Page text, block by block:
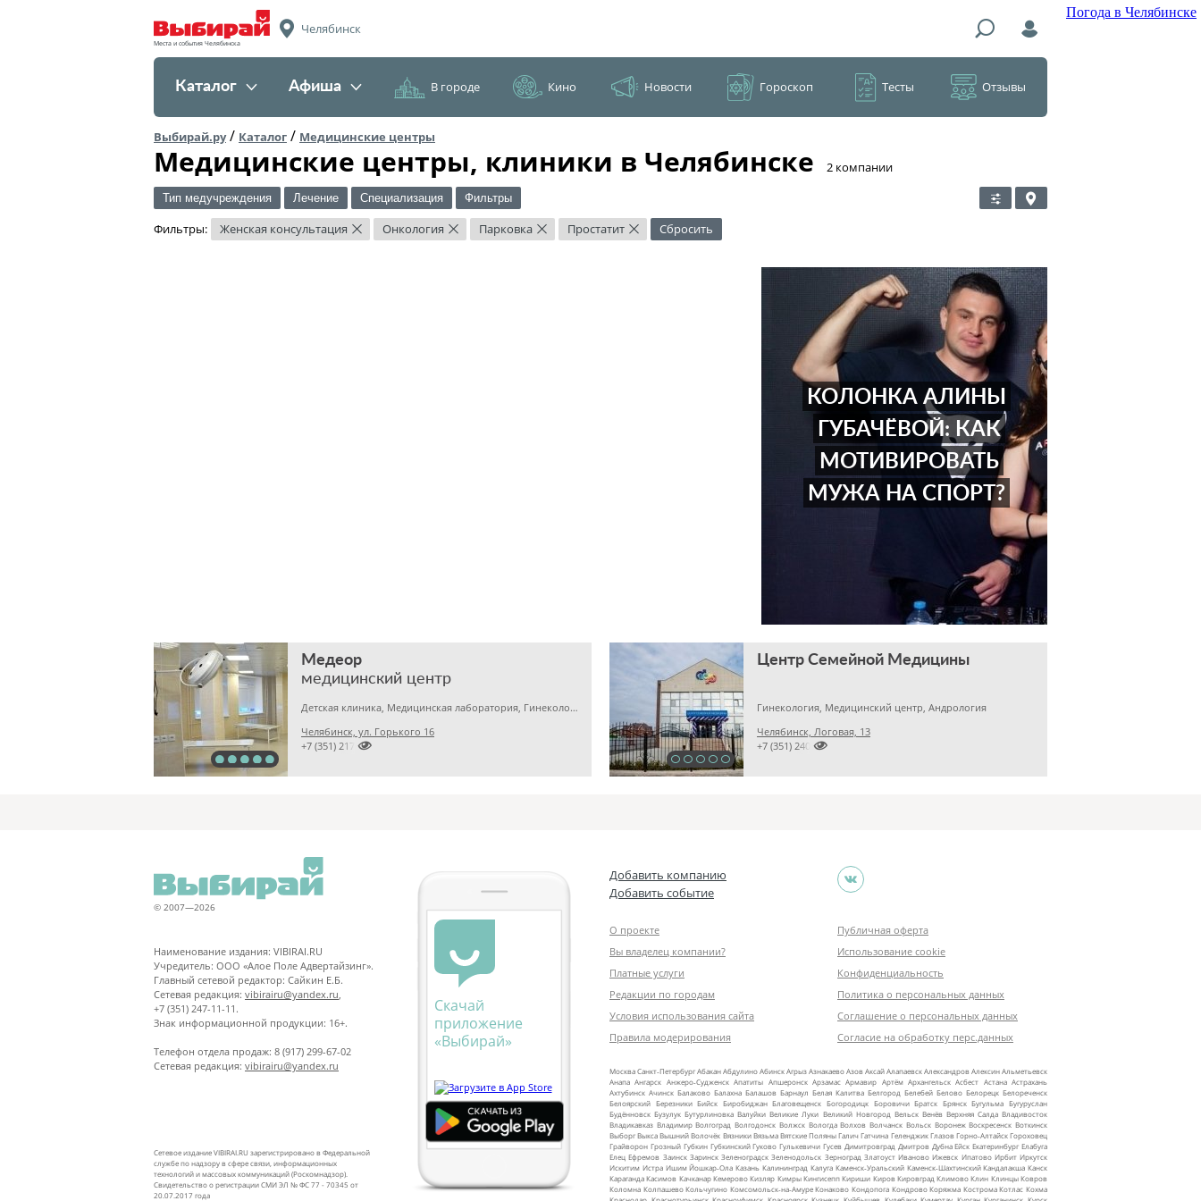
Погода в Челябинске
Места и события Челябинска
Челябинск
Каталог Афиша В городе Кино Новости Гороскоп Тесты Отзывы
Выбирай.ру/ Каталог / Медицинские центры
Медицинские центры, клиники в Челябинске ​2 компании
Тип медучреждения Лечение Специализация Фильтры
Фильтры: Женская консультация × Онкология × Парковка × Простатит × Сбросить
КОЛОНКА АЛИНЫ
ГУБАЧЁВОЙ: КАК
МОТИВИРОВАТЬ
МУЖА НА СПОРТ?
Медеор
медицинский центр
Детская клиника, Медицинская лаборатория, Гинекология
Челябинск, ул. Горького 16

+7 (351) 2172376
Центр Семейной Медицины
Гинекология, Медицинский центр, Андрология
Челябинск, Логовая, 13

+7 (351) 2401999
© 2007—2026
Наименование издания: VIBIRAI.RU
Учредитель: ООО «Алое Поле Адвертайзинг».
Главный сетевой редактор: Сайкин Е.Б.
Сетевая редакция: vibirairu@yandex.ru
+7 (351) 247-11-11.
Знак информационной продукции: 16+.
Телефон отдела продаж: 8 (917) 299-67-02
Сетевая редакция: vibirairu@yandex.ru
Сетевое издание VIBIRAI.RU зарегистрировано в Федеральной
службе по надзору в сфере связи, информационных
технологий и массовых коммуникаций (Роскомнадзор).
Свидетельство о регистрации СМИ ЭЛ № ФС 77 - 70345 от
20.07.2017 года
Скачай
приложение
«Выбирай»
Добавить компанию
Добавить событие
О проекте
Вы владелец компании?
Платные услуги
Редакции по городам
Условия использования сайта
Правила модерирования
Публичная оферта
Использование cookie
Конфиденциальность
Политика о персональных данных
Соглашение о персональных данных
Согласие на обработку перс.данных
МоскваСанкт‑ПетербургАбаканАбдулиноАбинскАгрызАзнакаевоАзовАксайАлапаевскАлександровАлексинАльметьевск
Анапа Ангарск Анжеро‑Судженск Апатиты Апшеронск Арзамас Армавир Артём Архангельск Асбест Астана Астрахань
Ахтубинск Ачинск Балаково Балахна Балашов Барнаул Белая Калитва Белгород Белебей Белово Белорецк Белореченск
Белоярский Березники Бийск Биробиджан Благовещенск Богородицк Боровичи Братск Брянск Бугульма Бугуруслан
Будённовск Бузулук Бутурлиновка Валуйки Великие Луки Великий Новгород Вельск Венёв Верхняя Салда Владивосток
Владикавказ Владимир Волгоград Волгодонск Волжск Вологда Волхов Волчанск Вольск Воронеж Воскресенск Воткинск
ВыборгВыкса Вышний Волочёк Вязники Вязьма Вятские Поляны Галич Гатчина Геленджик Глазов Горно‑АлтайскГороховец
Грайворон Грозный Губкин Губкинский Гуково Гулькевичи Гусев Димитровград Дмитров Дубна Ейск Екатеринбург Елабуга
Елец Ефремов Заинск Заринск Зеленоградск Зеленодольск Зерноград Златоуст Иваново Ижевск Ипатово Ирбит Иркутск
Искитим Истра Ишим Йошкар‑Ола Казань Калининград Калуга Каменск‑Уральский Каменск‑Шахтинский Кандалакша Канск
Караганда Касимов Качканар Кемерово Кизляр Кимры Кингисепп Кириши Киров Кировград Климово Клин Клинцы Ковров
Коломна Колпашево Кольчугино Комсомольск‑на‑Амуре Конаково Кондопога Кондрово Коряжма Кострома Котлас Кохма